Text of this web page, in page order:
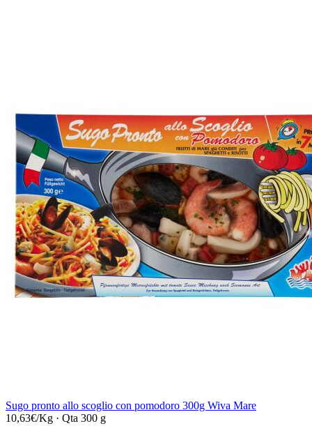
Sugo pronto allo scoglio con pomodoro 300g Wiva Mare
10,63€/Kg · Qta 300 g